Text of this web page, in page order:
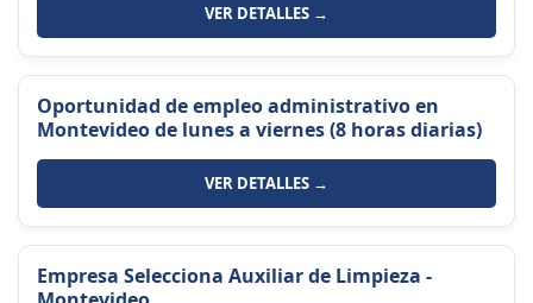
VER DETALLES →
Oportunidad de empleo administrativo en
Montevideo de lunes a viernes (8 horas diarias)
VER DETALLES →
Empresa Selecciona Auxiliar de Limpieza -